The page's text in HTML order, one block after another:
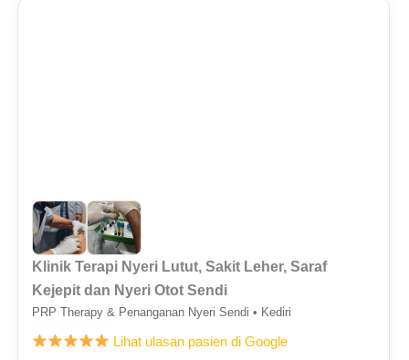
Klinik Terapi Nyeri Lutut, Sakit Leher, Saraf
Kejepit dan Nyeri Otot Sendi
PRP Therapy & Penanganan Nyeri Sendi • Kediri
Lihat ulasan pasien di Google